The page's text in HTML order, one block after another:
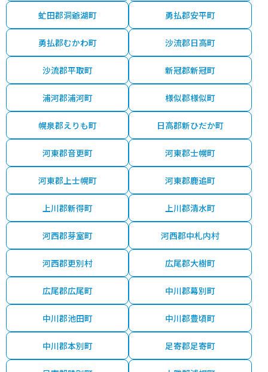
虻田郡洞爺湖町 勇払郡安平町
勇払郡むかわ町 沙流郡日高町
沙流郡平取町 新冠郡新冠町
浦河郡浦河町 様似郡様似町
幌泉郡えりも町 日高郡新ひだか町
河東郡音更町 河東郡士幌町
河東郡上士幌町 河東郡鹿追町
上川郡新得町 上川郡清水町
河西郡芽室町 河西郡中札内村
河西郡更別村 広尾郡大樹町
広尾郡広尾町 中川郡幕別町
中川郡池田町 中川郡豊頃町
中川郡本別町 足寄郡足寄町